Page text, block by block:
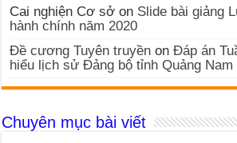
Cai nghiện Cơ sở on Slide bài giảng
hành chính năm 2020
Đề cương Tuyên truyền onĐáp án
hiểu lịch sử Đảng bộ tỉnh Quảng
Chuyên mục bài viết